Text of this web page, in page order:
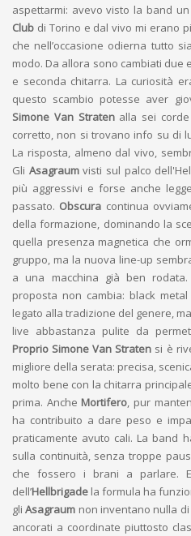
aspettarmi: avevo visto la band
Club di Torino e dal vivo mi erano
che nell’occasione odierna tutto
modo. Da allora sono cambiati due
e seconda chitarra. La curiosità
questo scambio potesse aver
Simone Van Stratenalla sei
corretto, non si trovano info su di
La risposta, almeno dal vivo,
Gli Asagraumvisti sul palco
più aggressivi e forse anche
passato. Obscura continua
della formazione, dominando la
quella presenza magnetica che
gruppo, ma la nuova line-up
a una macchina già ben
proposta non cambia: black
legato alla tradizione del genere,
live abbastanza pulite da
Proprio Simone Van Straten si è
migliore della serata: precisa,
molto bene con la chitarra
prima. Anche Mortifero, pur
ha contribuito a dare peso e
praticamente avuto cali. La band
sulla continuità, senza troppe
che fossero i brani a parlare.
dell’Hellbrigade la formula ha
gliAsagraum non inventano nulla
ancorati a coordinate piuttosto